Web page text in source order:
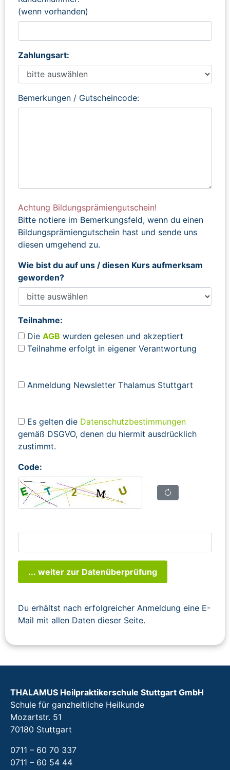
(wenn vorhanden)
Zahlungsart:
Bemerkungen / Gutscheincode:
Achtung Bildungsprämiengutschein!
Bitte notiere im Bemerkungsfeld, wenn du einen
Bildungsprämiengutschein hast und sende uns
diesen umgehend zu.
Wie bist du auf uns / diesen Kurs aufmerksam
geworden?
Teilnahme:
Die AGB wurden gelesen und akzeptiert
Teilnahme erfolgt in eigener Verantwortung
Anmeldung Newsletter Thalamus Stuttgart
Es gelten die Datenschutzbestimmungen
gemäß DSGVO, denen du hiermit ausdrücklich
zustimmt.
Code:
... weiter zur Datenüberprüfung
Du erhältst nach erfolgreicher Anmeldung eine E-
Mail mit allen Daten dieser Seite.
THALAMUS Heilpraktikerschule Stuttgart GmbH
Schule für ganzheitliche Heilkunde
Mozartstr. 51
70180 Stuttgart
0711 – 60 70 337
0711 – 60 54 44